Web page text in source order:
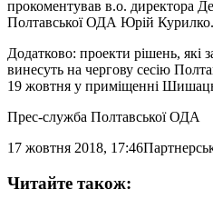
прокоментував в.о. директора
Полтавської ОДА Юрій Курилко.
Додатково: проекти рішень, які
винесуть на чергову сесію
19 жовтня у приміщенні
Прес-служба Полтавської ОДА
17 жовтня 2018, 17:46
Читайте також: